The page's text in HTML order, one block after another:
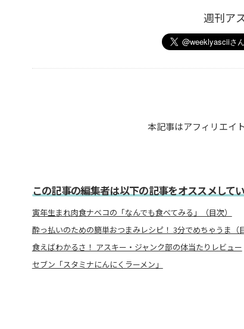
週刊ア
本記事はアフィリエイ
この記事の編集者は以下の記事をオススメして
寅年生まれ肉食ナベコの「なんでも食べてみる」（目次）
酔っ払いのための簡単おつまみレシピ！ 3分でめちゃうま（
食えばわかるさ！ アスキー・ジャンク部の体当たりレビュー
セブン「スタミナにんにくラーメン」